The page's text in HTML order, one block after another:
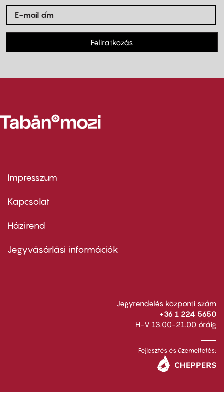
Feliratkozás
Footer
first
Impresszum
Kapcsolat
Footer
second
Házirend
Jegyvásárlási információk
Jegyrendelés központi szám
+36 1 224 5650
H-V 13.00-21.00 óráig
Fejlesztés és üzemeltetés: